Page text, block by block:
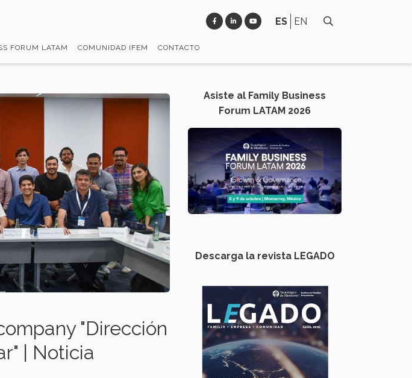
ES EN
FORUM LATAM COMUNIDAD IFEM CONTACTO
"Dirección
| Noticia
Asiste al Family Business
Forum LATAM 2026
Descarga la revista LEGADO